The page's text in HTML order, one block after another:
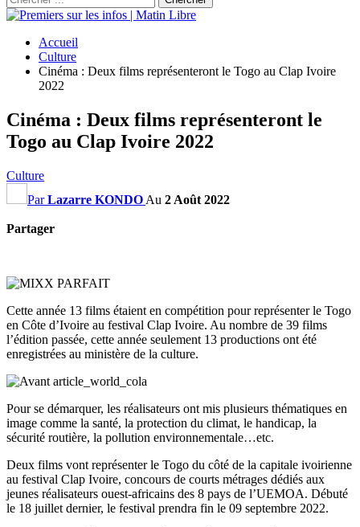
Accueil
Culture
Cinéma : Deux films représenteront le Togo au Clap Ivoire
2022
Cinéma : Deux films représenteront le
Togo au Clap Ivoire 2022
Culture
ParLazarre KONDO Au 2 Août 2022
Partager
Cette année 13 films étaient en compétition pour représenter le Togo
en Côte d’Ivoire au festival Clap Ivoire. Au nombre de 39 films
l’édition passée, cette année seulement 13 productions ont été
enregistrées au ministère de la culture.
Pour se démarquer, les réalisateurs ont mis plusieurs thématiques en
image comme la santé, la protection du climat, le handicap, la
sécurité routière, la pollution environnementale…etc.
Deux films vont représenter le Togo du côté de la capitale ivoirienne
au festival Clap Ivoire, concours de courts métrages dédiés aux
jeunes réalisateurs ouest-africains des 8 pays de l’UEMOA. Débuté
le 18 juillet dernier, le festival prendra fin le 09 septembre 2022.